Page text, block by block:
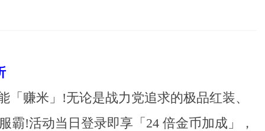
赚米」!无论是战力党追求的极品红装、
!​活动当日登录即享「24 倍金币加成」，